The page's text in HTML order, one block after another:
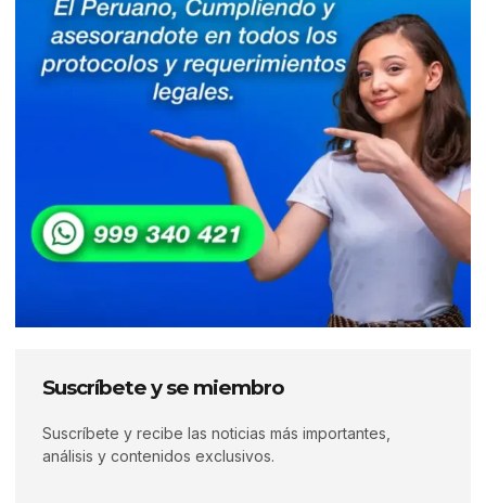
Suscríbete y se miembro
Suscríbete y recibe las noticias más importantes,
análisis y contenidos exclusivos.